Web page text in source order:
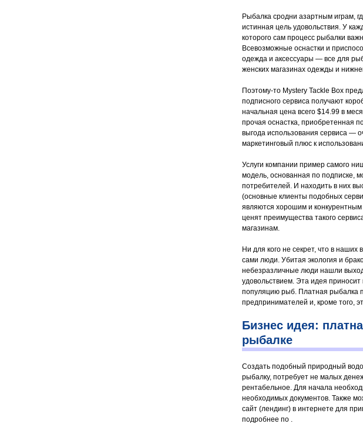
Рыбалка сродни азартным играм,
истинная цель удовольствия. У
которого сам процесс рыбалки
Всевозможные оснастки и
одежда и аксессуары — все для
женских магазинах одежды и
Поэтому-то Mystery Tackle Box
подписного сервиса получают
начальная цена всего $14.99 в
прочая оснастка, приобретенная
выгода использования сервиса —
маркетинговый плюс к
Услуги компании пример самого
модель, основанная по подписке,
потребителей. И находить в них
(основные клиенты подобных
являются хорошим и
ценят преимущества такого
магазинам.
Ни для кого не секрет, что в
сами люди. Убитая экология и
небезразличные люди нашли
удовольствием. Эта идея
популяцию рыб. Платная рыбалка
предпринимателей и, кроме того,
Бизнес идея:
рыбалке
Создать подобный природный
рыбалку, потребует не малых
рентабельное. Для начала
необходимых документов. Также
сайт (лендинг) в интернете для
подробнее по .